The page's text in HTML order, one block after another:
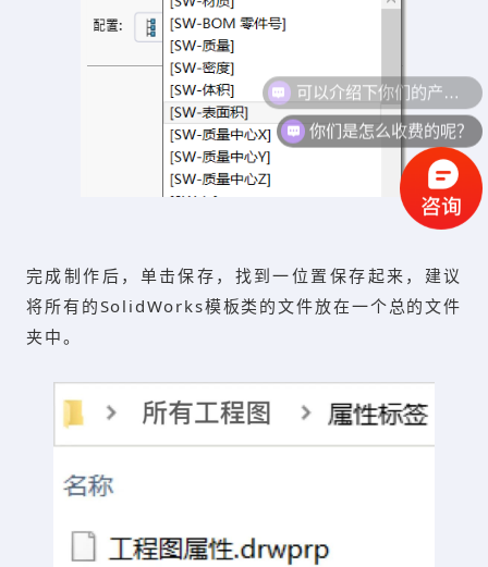
完成制作后，单击保存，找到一位置保存起来，建议
将所有的SolidWorks模板类的文件放在一个总的文件
夹中。
可以介绍下你们的产品么？
你们是怎么收费的呢？